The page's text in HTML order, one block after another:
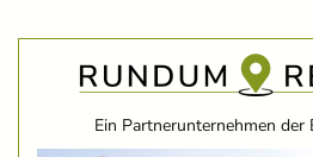
Ein Partnerunternehmen der